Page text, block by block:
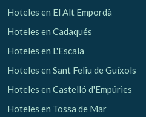
Hoteles en El Alt Empordà
Hoteles en Cadaqués
Hoteles en L'Escala
Hoteles en Sant Feliu de Guíxols
Hoteles en Castelló d'Empúries
Hoteles en Tossa de Mar